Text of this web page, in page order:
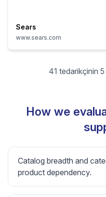
Sears
www.sears.com
41 tedarikçinin
How we
Catalog breadth and
product dependency.